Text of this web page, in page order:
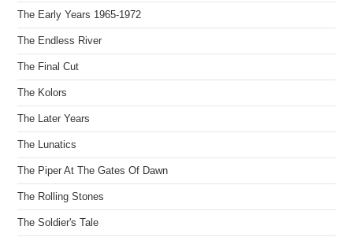
The Early Years 1965-1972
The Endless River
The Final Cut
The Kolors
The Later Years
The Lunatics
The Piper At The Gates Of Dawn
The Rolling Stones
The Soldier's Tale